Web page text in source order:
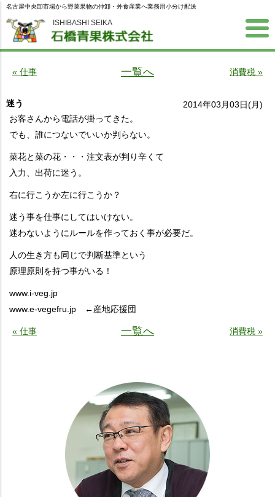
ISHIBASHI SEIKA
名古屋中央卸市場から野菜果物の仲卸・外食産業へ業務用小分け配送
« 仕事 一覧へ 消費税 »
迷う
2014年03月03日(月)
お客さんから電話が掛ってきた。
でも、誰につないでいいか判らない。
菜花と菜の花・・・注文表が判り辛くて
入力、出荷に迷う。
右に行こうか左に行こうか？
迷う事を仕事にしてはいけない。
迷わないようにルールを作っておく事が必要だ。
人の生き方も同じで判断基準という
原理原則を持つ事がいる！
www.i-veg.jp
www.e-vegefru.jp ←産地応援団
« 仕事 一覧へ 消費税 »